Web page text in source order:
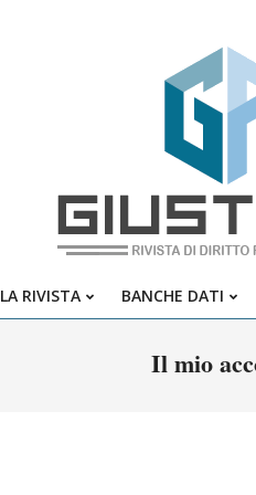
Giustamm
LA RIVISTA BANCHE DATI
Il mio